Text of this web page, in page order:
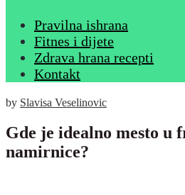
Pravilna ishrana
Fitnes i dijete
Zdrava hrana recepti
Kontakt
by Slavisa Veselinovic
Gde je idealno mesto u
namirnice?